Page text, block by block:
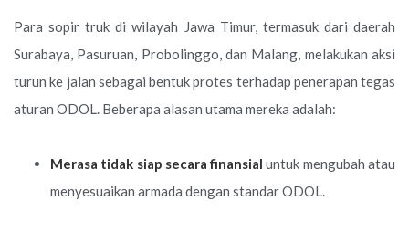
Para sopir truk di wilayah Jawa Timur, termasuk dari daerah
Surabaya, Pasuruan, Probolinggo, dan Malang, melakukan aksi
turun ke jalan sebagai bentuk protes terhadap penerapan tegas
aturan ODOL. Beberapa alasan utama mereka adalah:
Merasa tidak siap secara finansial untuk mengubah atau
menyesuaikan armada dengan standar ODOL.